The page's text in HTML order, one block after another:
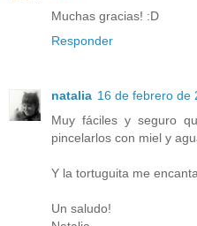
Muchas gracias! :D
Responder
natalia 16 de febrero de
Muy fáciles y seguro
pincelarlos con miel y
Y la tortuguita me
Un saludo!